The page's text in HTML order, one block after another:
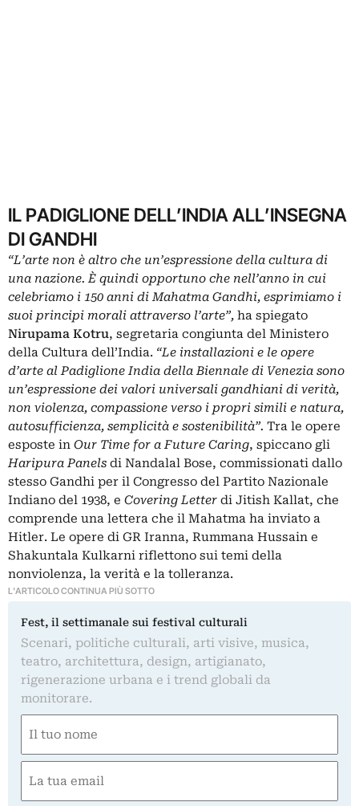
IL PADIGLIONE DELL’INDIA ALL’INSEGNA
DI GANDHI
“L’arte non è altro che un’espressione della cultura di
una nazione. È quindi opportuno che nell’anno in cui
celebriamo i 150 anni di Mahatma Gandhi, esprimiamo i
suoi principi morali attraverso l’arte”, ha spiegato
Nirupama Kotru, segretaria congiunta del Ministero
della Cultura dell’India. “Le installazioni e le opere
d’arte al Padiglione India della Biennale di Venezia sono
un’espressione dei valori universali gandhiani di verità,
non violenza, compassione verso i propri simili e natura,
autosufficienza, semplicità e sostenibilità”. Tra le opere
esposte in Our Time for a Future Caring, spiccano gli
Haripura Panels di Nandalal Bose, commissionati dallo
stesso Gandhi per il Congresso del Partito Nazionale
Indiano del 1938, e Covering Letter di Jitish Kallat, che
comprende una lettera che il Mahatma ha inviato a
Hitler. Le opere di GR Iranna, Rummana Hussain e
Shakuntala Kulkarni riflettono sui temi della
nonviolenza, la verità e la tolleranza.
L'ARTICOLO CONTINUA PIÙ SOTTO
Fest, il settimanale sui festival culturali
Scenari, politiche culturali, arti visive, musica,
teatro, architettura, design, artigianato,
rigenerazione urbana e i trend globali da
monitorare.
(Obbligatorio)
Nome
(Obbligatorio)